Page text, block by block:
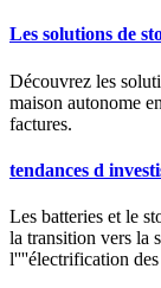
Les solutions de
Découvrez les
maison autonome
factures.
tendances d
Les batteries et le
la transition vers la
l''''électrification